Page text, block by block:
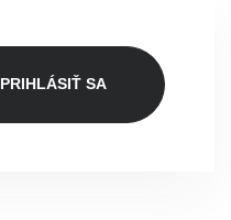
PRIHLÁSIŤ SA